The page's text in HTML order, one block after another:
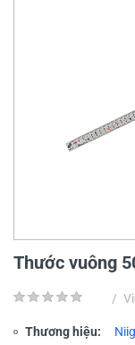
Thước vuông
/
Thương hiệu: